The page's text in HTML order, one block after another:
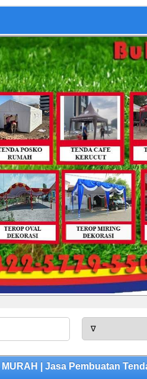
| Jasa Pembuatan